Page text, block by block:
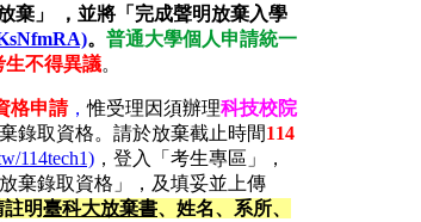
棄」 ， 並將「完成聲明放棄入學
。 普通大學個人申請統一
生不得異議。
格申請，惟受理因須辦理科技校院
錄取資格。請於放棄截止時間114
114tech1) ，登入「考生專區」，
棄錄取資格」，及填妥並上傳
明臺科大放棄書、姓名、系所、